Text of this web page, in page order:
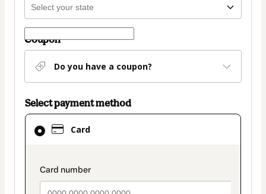
Coupon
Do you have a coupon?
Select payment method
Card
payment_data.section_title_v2
Card
selected
method